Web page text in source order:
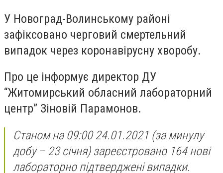
У Новоград-Волинському районі
зафіксовано черговий смертельний
випадок через коронавірусну хворобу.
Про це інформує директор ДУ
“Житомирський обласний лабораторний
центр” Зіновій Парамонов.
Станом на 09:00 24.01.2021 (за минулу
добу – 23 січня) зареєстровано 164 нові
лабораторно підтверджені випадки.